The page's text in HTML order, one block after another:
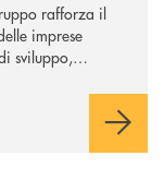
rafforza il
imprese
sviluppo,